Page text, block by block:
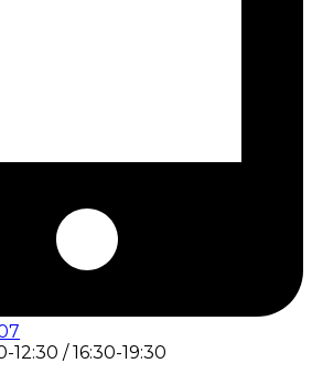
12:30 / 16:30-19:30